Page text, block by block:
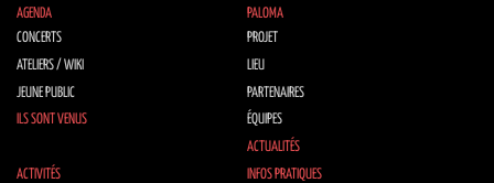
AGENDA
CONCERTS
ATELIERS / WIKI
JEUNE PUBLIC
ILS SONT VENUS
PALOMA
PROJET
LIEU
PARTENAIRES
ÉQUIPES
ACTUALITÉS
ACTIVITÉS
INFOS PRATIQUES